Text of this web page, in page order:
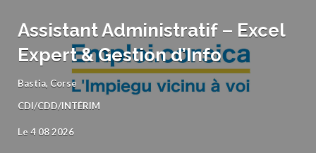
Assistant Administratif – Excel
Expert & Gestion d’Info
Bastia, Corse
CDI/CDD/INTÉRIM
Le 4 08 2026